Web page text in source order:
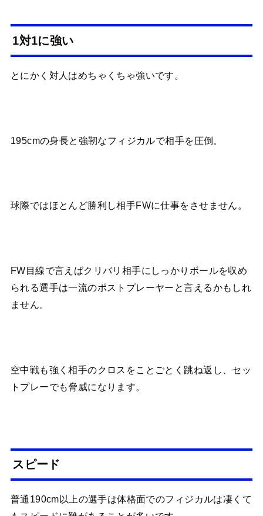
1対1に強い
とにかく対人はめちゃくちゃ強いです。
195cmの身長と強靭なフィジカルで相手を圧倒。
球際ではほとんど勝利し相手FWに仕事をさせません。
FW目線で言えばクリバリ相手にしっかりボールを収め
られる選手は一流のポストプレーヤーと言えるかもしれ
ません。
空中戦も強く相手のクロスをことごとく跳ね返し、セッ
トプレーでも脅威になります。
スピード
普通190cm以上の選手は体格面でのフィジカルは凄くて